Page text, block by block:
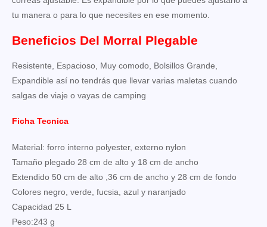
tu manera o para lo que necesites en ese momento.
Beneficios Del Morral Plegable
Resistente, Espacioso, Muy comodo, Bolsillos Grande,
Expandible así no tendrás que llevar varias maletas cuando
salgas de viaje o vayas de camping
Ficha Tecnica
Material: forro interno polyester, externo nylon
Tamaño plegado 28 cm de alto y 18 cm de ancho
Extendido 50 cm de alto ,36 cm de ancho y 28 cm de fondo
Colores negro, verde, fucsia, azul y naranjado
Capacidad 25 L
Peso:243 g